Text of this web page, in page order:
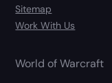
Sitemap
Work With Us
World of Warcraft